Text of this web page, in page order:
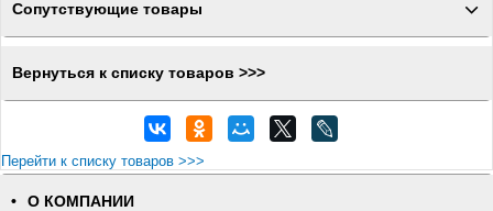
Сопутствующие товары
Вернуться к списку товаров >>>
Перейти к списку товаров >>>
О КОМПАНИИ